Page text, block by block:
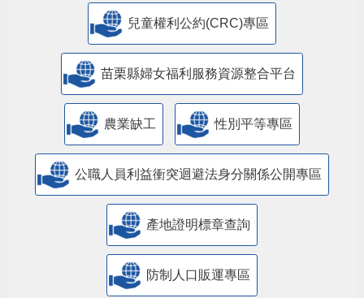
兒童權利公約(CRC)專區
苗栗縣婦女福利服務資源整合平台
農業缺工 性別平等專區
公職人員利益衝突迴避法身分關係公開專區
產地證明標章查詢
防制人口販運專區